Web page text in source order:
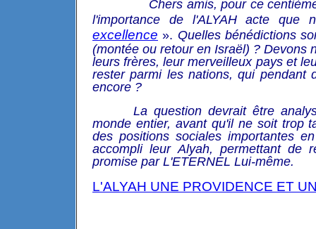
Chers amis, pour ce
l'importance de l'ALYAH acte que
excellence ». Quelles bénédictions
(montée ou retour en Israël) ? Devons
leurs frères, leur merveilleux pays et
rester parmi les nations, qui pendant
encore ?
La question devrait être
monde entier, avant qu'il ne soit trop
des positions sociales importantes
accompli leur Alyah, permettant de
promise par L'ETERNEL Lui-même.
L'ALYAH UNE PROVIDENCE ET